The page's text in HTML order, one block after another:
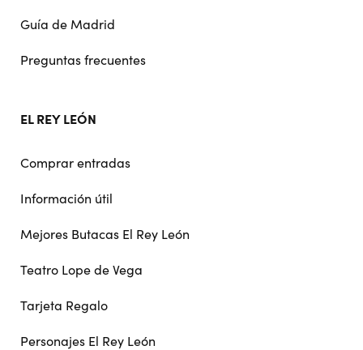
Guía de Madrid
Preguntas frecuentes
EL REY LEÓN
Comprar entradas
Información útil
Mejores Butacas El Rey León
Teatro Lope de Vega
Tarjeta Regalo
Personajes El Rey León